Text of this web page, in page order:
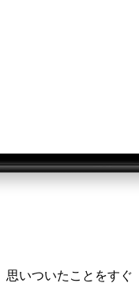
思いついたことをすぐ